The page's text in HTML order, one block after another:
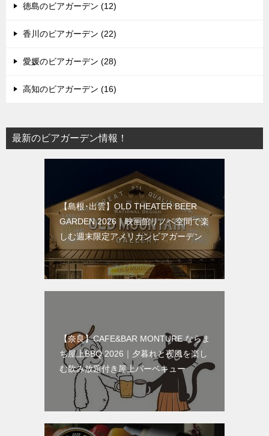
徳島のビアガーデン (12)
香川のビアガーデン (22)
愛媛のビアガーデン (28)
高知のビアガーデン (16)
最新のビアガーデン情報！
【島根･出雲】OLD THEATER BEER
GARDEN 2026｜映画館リノベ空間で楽
しむ週末限定アメリカンビアガーデン
【奈良】CAFE&BAR MONTURE ならま
ち屋上BBQ 2026｜夕暮れと夜風を楽し
む飲み放題付き屋上バーベキュー